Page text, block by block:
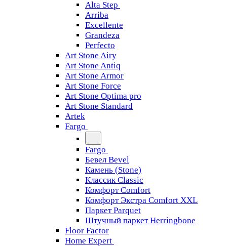
Alta Step
Arriba
Excellente
Grandeza
Perfecto
Art Stone Airy
Art Stone Antiq
Art Stone Armor
Art Stone Force
Art Stone Optima pro
Art Stone Standard
Artek
Fargo
Fargo
Бевел Bevel
Камень (Stone)
Классик Classic
Комфорт Comfort
Комфорт Экстра Comfort XXL
Паркет Parquet
Штучный паркет Herringbone
Floor Factor
Home Expert